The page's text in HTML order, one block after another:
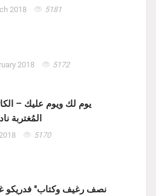
2018 5181
2018 5172
يوم لك ويوم عليك –
المُغتربة
5170